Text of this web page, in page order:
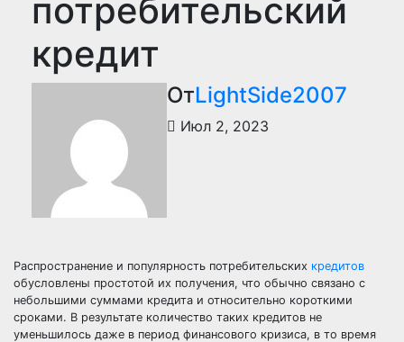
потребительский
кредит
ОтLightSide2007
Июл 2, 2023
Распространение и популярность потребительских кредитов
обусловлены простотой их получения, что обычно связано с
небольшими суммами кредита и относительно короткими
сроками. В результате количество таких кредитов не
уменьшилось даже в период финансового кризиса, в то время